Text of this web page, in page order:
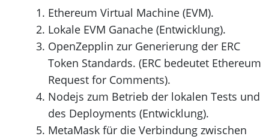
Ethereum Virtual Machine (EVM).
Lokale EVM Ganache (Entwicklung).
OpenZepplin zur Generierung der ERC
Token Standards. (ERC bedeutet Ethereum
Request for Comments).
Nodejs zum Betrieb der lokalen Tests und
des Deployments (Entwicklung).
MetaMask für die Verbindung zwischen